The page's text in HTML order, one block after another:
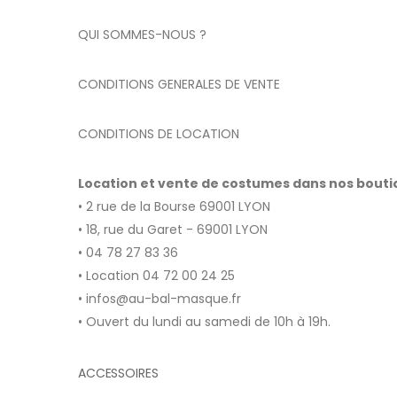
QUI SOMMES-NOUS ?
CONDITIONS GENERALES DE VENTE
CONDITIONS DE LOCATION
Location et vente de costumes dans nos
• 2 rue de la Bourse 69001 LYON
• 18, rue du Garet - 69001 LYON
• 04 78 27 83 36
• Location 04 72 00 24 25
• infos@au-bal-masque.fr
• Ouvert du lundi au samedi de 10h à 19h.
ACCESSOIRES